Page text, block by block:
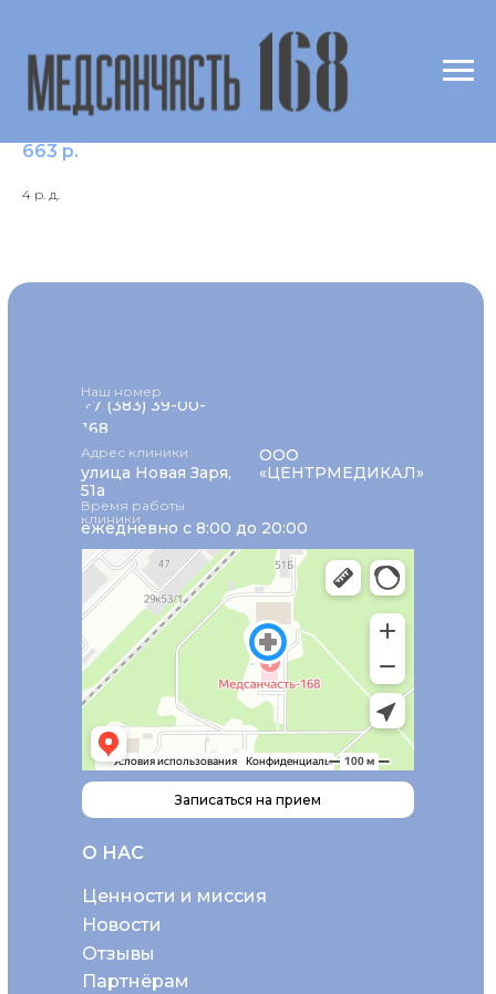
Ат к вирусу паротита IgG (Mumps IgG)
663 р.
4 р. д.
О НАС
Ценности и миссия
Новости
+7 (383) 39-00-
168
Отзывы
Партнёрам
Наш номер
ежедневно с 8:00 до 20:00
Время работы
клиники
Адрес клиники
улица Новая Заря,
51а
ООО
«ЦЕНТРМЕДИКАЛ»
Записаться на прием